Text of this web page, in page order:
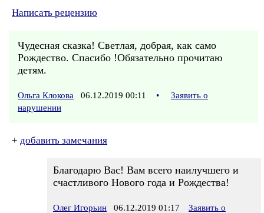
Написать рецензию
Чудесная сказка! Светлая, добрая, как само
Рождество. Спасибо !Обязательно прочитаю
детям.
Ольга Клокова 06.12.2019 00:11 •
Заявить о
нарушении
+ добавить замечания
Благодарю Вас! Вам всего наилучшего и
счастливого Нового года и Рождества!
Олег Игорьин 06.12.2019 01:17
Заявить о